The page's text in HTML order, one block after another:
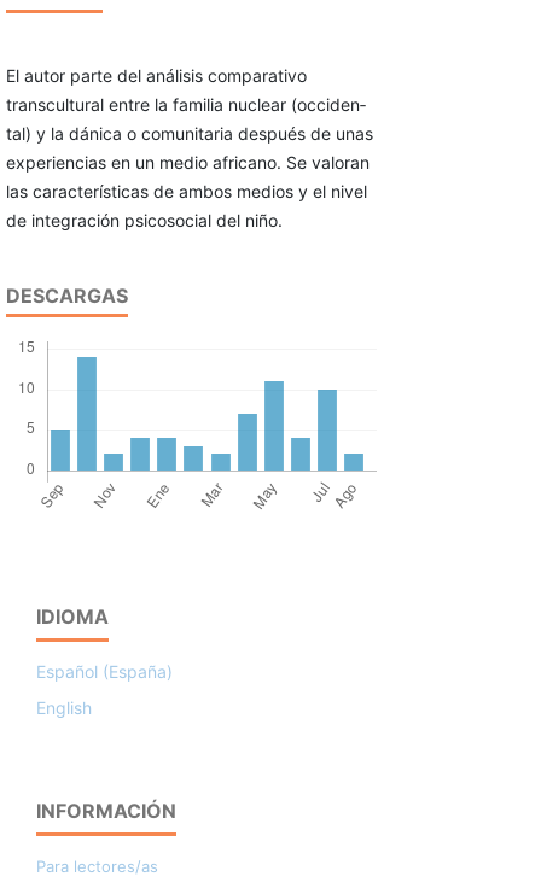
El autor parte del análisis comparativo
transcultural entre la familia nuclear (occiden­
tal) y la dánica o comunitaria después de unas
experiencias en un medio africano. Se valoran
las características de ambos medios y el nivel
de integración psicosocial del niño.
DESCARGAS
IDIOMA
Español (España)
English
INFORMACIÓN
Para lectores/as